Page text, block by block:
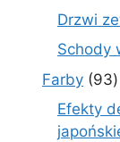
Drzwi
Schody
Farby 93
Efekty